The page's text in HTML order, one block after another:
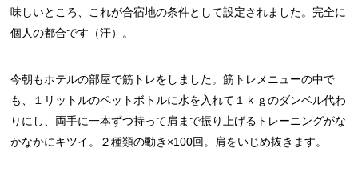
味しいところ、これが合宿地の条件として設定されました。完全に
個人の都合です（汗）。
今朝もホテルの部屋で筋トレをしました。筋トレメニューの中で
も、１リットルのペットボトルに水を入れて１ｋｇのダンベル代わ
りにし、両手に一本ずつ持って肩まで振り上げるトレーニングがな
かなかにキツイ。２種類の動き×100回。肩をいじめ抜きます。